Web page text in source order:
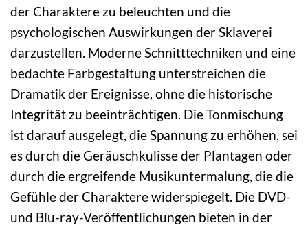
der Charaktere zu beleuchten und die
psychologischen Auswirkungen der Sklaverei
darzustellen. Moderne Schnitttechniken und eine
bedachte Farbgestaltung unterstreichen die
Dramatik der Ereignisse, ohne die historische
Integrität zu beeinträchtigen. Die Tonmischung
ist darauf ausgelegt, die Spannung zu erhöhen, sei
es durch die Geräuschkulisse der Plantagen oder
durch die ergreifende Musikuntermalung, die die
Gefühle der Charaktere widerspiegelt. Die DVD-
und Blu-ray-Veröffentlichungen bieten in der